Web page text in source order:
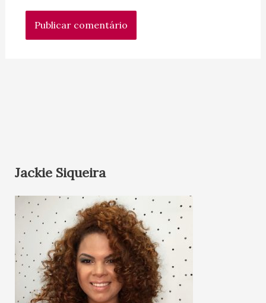
Jackie Siqueira